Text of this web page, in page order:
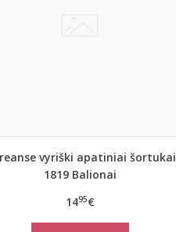
vyriški apatiniai šortukai
1819 Balionai
1495€